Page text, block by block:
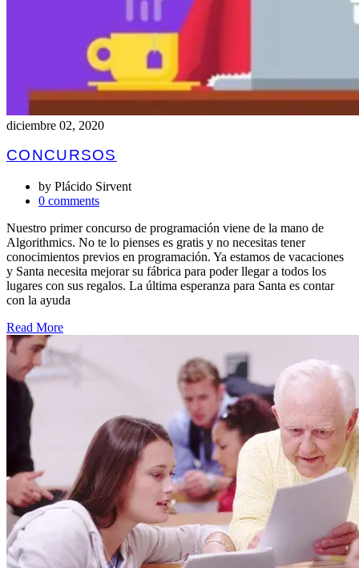
diciembre 02, 2020
CONCURSOS
by Plácido Sirvent
0 comments
Nuestro primer concurso de programación viene de la mano de
Algorithmics. No te lo pienses es gratis y no necesitas tener
conocimientos previos en programación. Ya estamos de vacaciones
y Santa necesita mejorar su fábrica para poder llegar a todos los
lugares con sus regalos. La última esperanza para Santa es contar
con la ayuda
Read More